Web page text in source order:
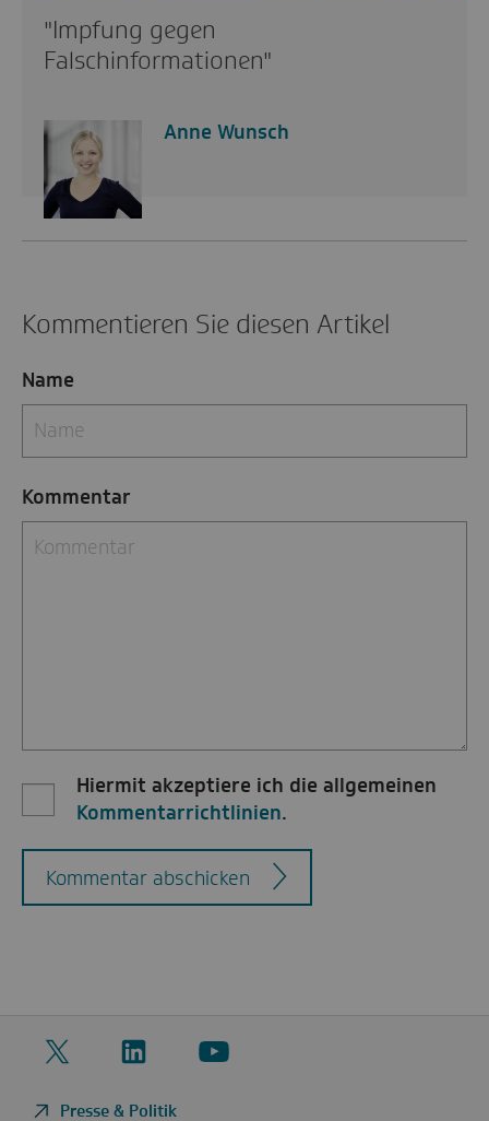
"Impfung gegen
Falschinformationen"
Anne Wunsch
Kommentieren Sie diesen Artikel
Name
Kommentar
Hiermit akzeptiere ich die allgemeinen
Kommentarrichtlinien.
Kommentar abschicken
Twitter
LinkedIn
YouTube
Presse & Politik